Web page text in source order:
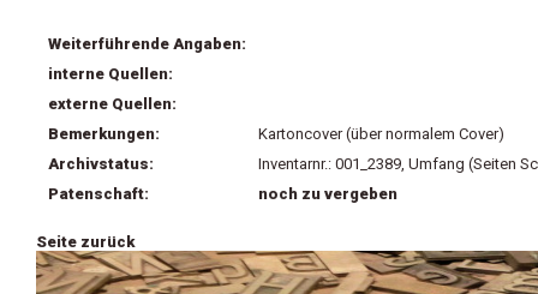
Weiterführende Angaben:
interne Quellen:
externe Quellen:
Bemerkungen:
Kartoncover (über normalem Cover)
Archivstatus:
Inventarnr.: 001_2389, Umfang (Seiten
Patenschaft:
noch zu vergeben
Seite zurück